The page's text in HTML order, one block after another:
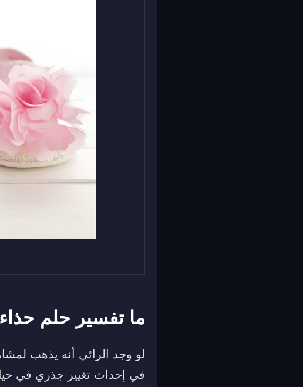
ما تفسير حلم
لو وجد الرائي أنه يذهب
في إحداث تغيير جذري في